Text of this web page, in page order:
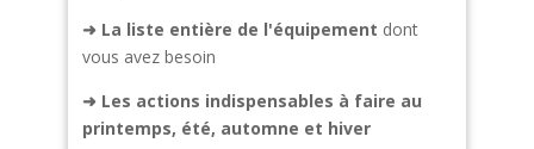
➜ La liste entière de l'équipement dont
vous avez besoin
➜Les actions indispensables à faire au
printemps, été, automne et hiver